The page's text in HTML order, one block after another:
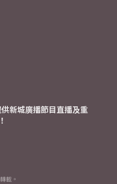
新城廣播節目直播及重
載。